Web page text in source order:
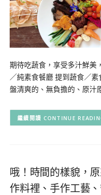
期待吃蔬食，享受多汁鮮
／純素食餐廳 提到蔬食／
盤清爽的、無負擔的、原汁
CONTINUE
哦！時間的樣貌，
作料裡、手作工藝